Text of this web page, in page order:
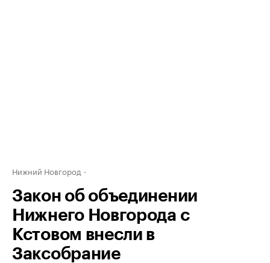
Нижний Новгород
Закон об объединении
Нижнего Новгорода с
Кстовом внесли в
Заксобрание